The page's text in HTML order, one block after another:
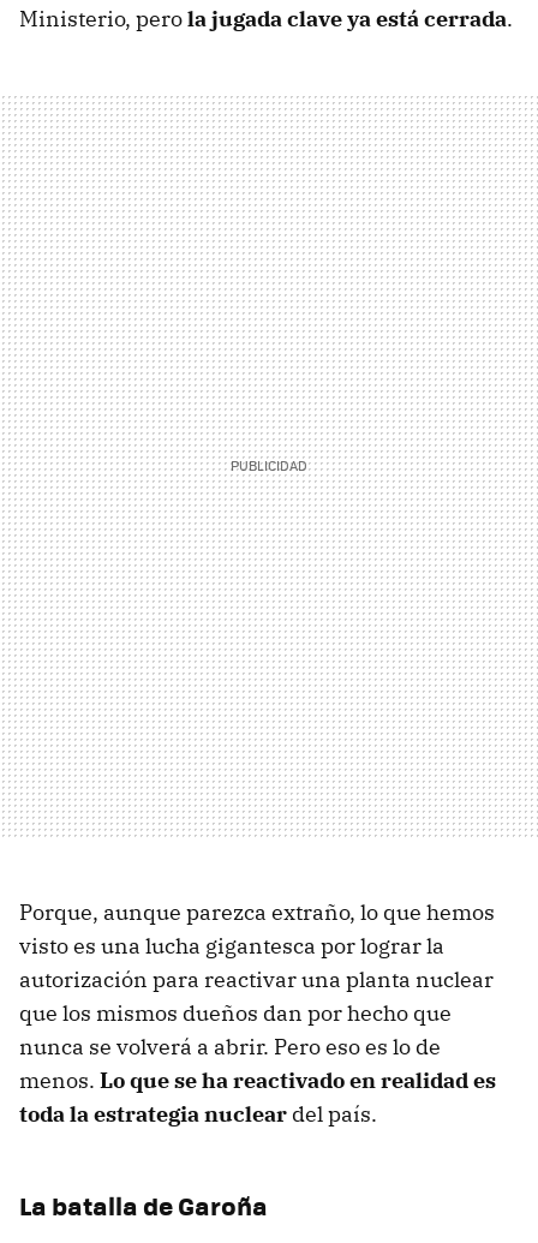
Ministerio, perola jugada clave ya está cerrada.
Porque, aunque parezca extraño, lo que hemos
visto es una lucha gigantesca por lograr la
autorización para reactivar una planta nuclear
que los mismos dueños dan por hecho que
nunca se volverá a abrir. Pero eso es lo de
menos. Lo que se ha reactivado en realidad es
toda la estrategia nuclear del país.
La batalla de Garoña